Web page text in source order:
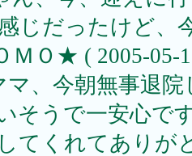
じだったけど、
ＭＯ★ ( 2005-05-
マ、今朝無事退
そうで一安心で
てくれてありが